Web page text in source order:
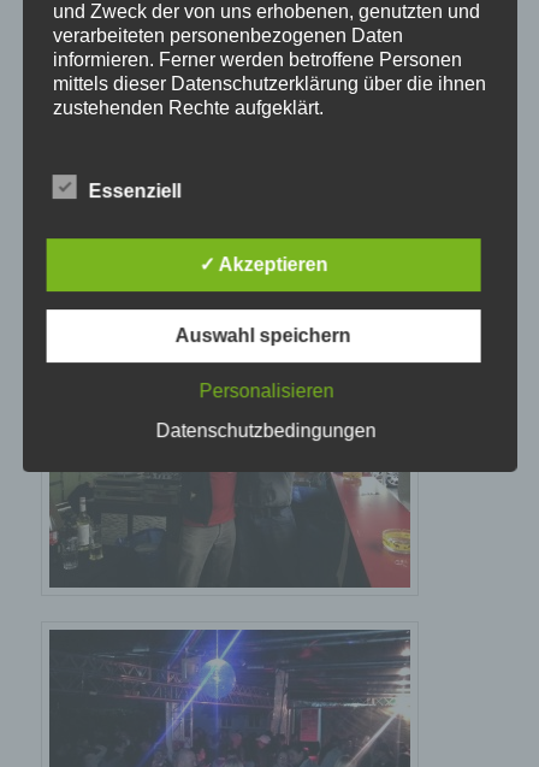
und Zweck der von uns erhobenen, genutzten und
verarbeiteten personenbezogenen Daten
informieren. Ferner werden betroffene Personen
mittels dieser Datenschutzerklärung über die ihnen
zustehenden Rechte aufgeklärt.
zahlreiche technische und organisatorische
lückenlosen Schutz der über diese Internetseite
verarbeiteten personenbezogenen Daten
Datenübertragungen grundsätzlich
Sicherheitslücken aufweisen, sodass ein absoluter
diesem Grund steht es jeder betroffenen Person
frei, personenbezogene Daten auch auf
alternativen Wegen, beispielsweise telefonisch, an
Begriffsbestimmungen
Die Datenschutzerklärung beruht auf den Begrifflichkeiten, die
durch den Europäischen Richtlinien- und Verordnungsgeber
beim Erlass der Datenschutz-Grundverordnung (DS-GVO)
für die Öffentlichkeit als auch für unsere Kunden und
Geschäftspartner einfach lesbar und verständlich sein. Um
dies zu gewährleisten, möchten wir vorab die verwendeten
Begrifflichkeiten erläutern.
Wir verwenden in dieser Datenschutzerklärung
unter anderem die folgenden Begriffe:
Essenziell
✓ Akzeptieren
Auswahl speichern
Personalisieren
Datenschutzbedingungen